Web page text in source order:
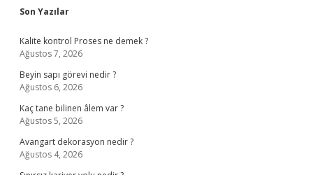
Sidebar
Son Yazılar
Kalite kontrol Proses ne demek ?
Ağustos 7, 2026
Beyin sapı görevi nedir ?
Ağustos 6, 2026
Kaç tane bilinen âlem var ?
Ağustos 5, 2026
Avangart dekorasyon nedir ?
Ağustos 4, 2026